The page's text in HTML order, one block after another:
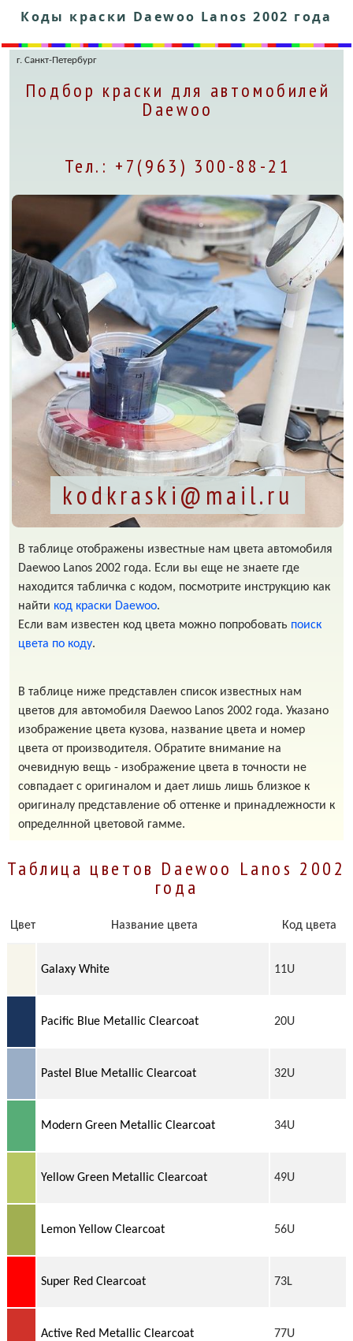
Коды краски Daewoo Lanos 2002 года
г. Санкт-Петербург
Подбор краски для автомобилей
Daewoo
Тел.: +7(963) 300-88-21
kodkraski@mail.ru
В таблице отображены известные нам цвета автомобиля
Daewoo Lanos 2002 года. Если вы еще не знаете где
находится табличка с кодом, посмотрите инструкцию как
найти код краски Daewoo.
Если вам известен код цвета можно попробовать поиск
цвета по коду.
В таблице ниже представлен список известных нам
цветов для автомобиля Daewoo Lanos 2002 года. Указано
изображение цвета кузова, название цвета и номер
цвета от производителя. Обратите внимание на
очевидную вещь - изображение цвета в точности не
совпадает с оригиналом и дает лишь лишь близкое к
оригиналу представление об оттенке и принадлежности к
определнной цветовой гамме.
Таблица цветов Daewoo Lanos 2002
года
Цвет Название цвета Код цвета
Galaxy White 11U
Pacific Blue Metallic Clearcoat 20U
Pastel Blue Metallic Clearcoat 32U
Modern Green Metallic Clearcoat 34U
Yellow Green Metallic Clearcoat 49U
Lemon Yellow Clearcoat 56U
Super Red Clearcoat 73L
Active Red Metallic Clearcoat 77U